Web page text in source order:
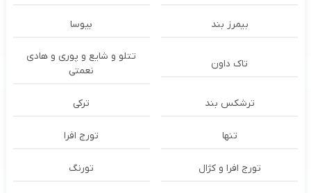
بیمرز بند بیوسا
تاک داون
تتلو و شایع و پوری و هادی
نعمتی
ترشكس بند ترکی
تنها تورج افرا
تورج افرا و کژال تورنگ